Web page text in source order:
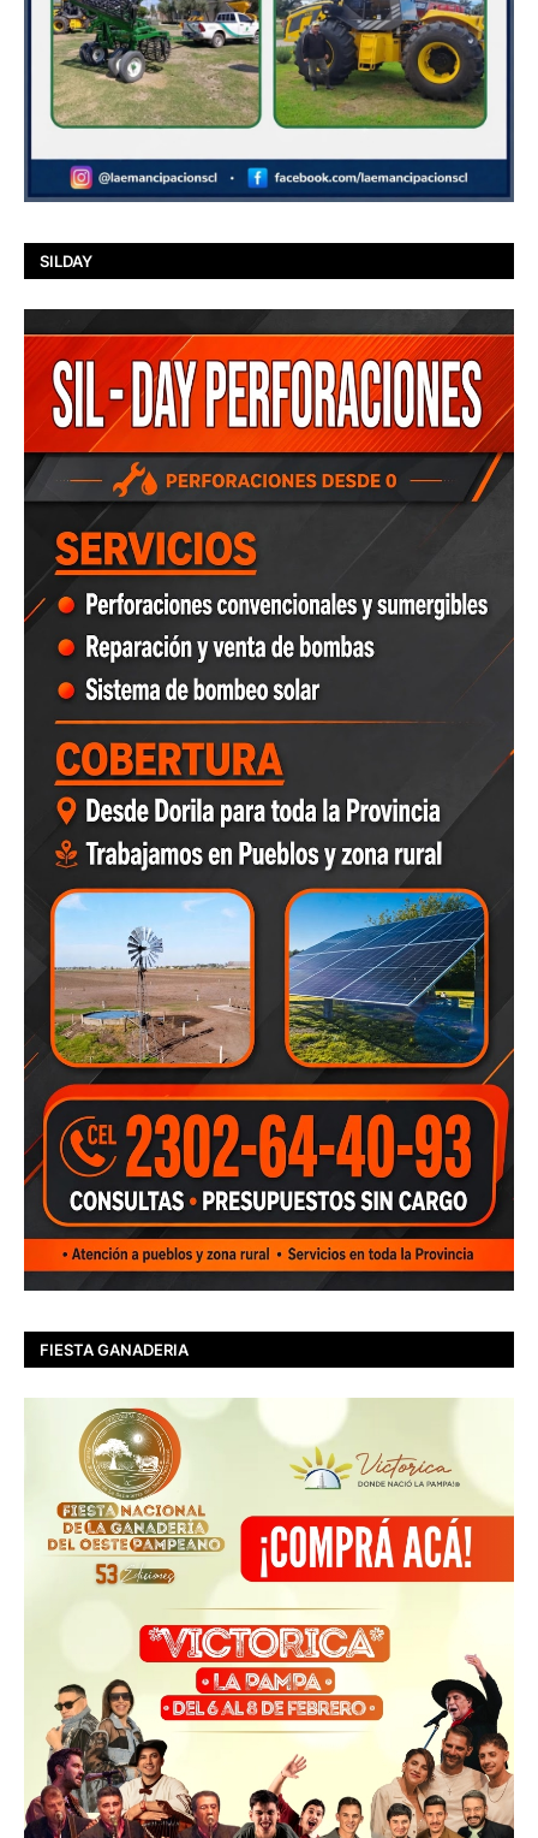
SILDAY
FIESTA GANADERIA